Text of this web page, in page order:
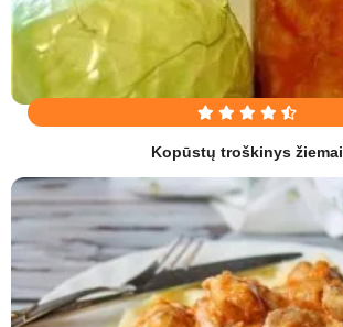
Kopūstų troškinys žiemai